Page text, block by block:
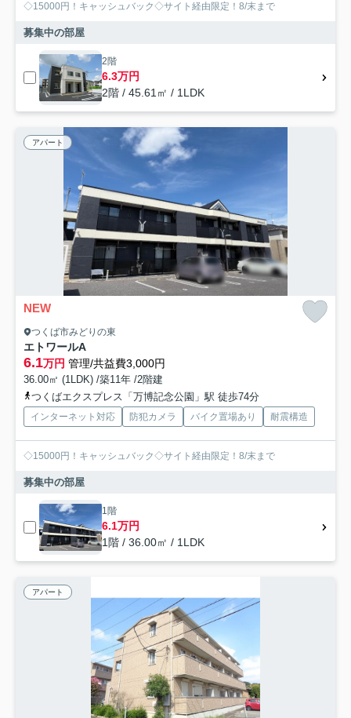
◇15000円！キャッシュバック◇サイト経由限定！8/末まで
募集中の部屋
2階
6.3万円
2階 / 45.61㎡ / 1LDK
アパート
NEW
つくば市みどりの東
エトワールA
6.1万円 管理/共益費3,000円
36.00㎡ (1LDK) /築11年 /2階建
つくばエクスプレス「万博記念公園」駅 徒歩74分
インターネット対応 防犯カメラ バイク置場あり 耐震構造
◇15000円！キャッシュバック◇サイト経由限定！8/末まで
募集中の部屋
1階
6.1万円
1階 / 36.00㎡ / 1LDK
アパート